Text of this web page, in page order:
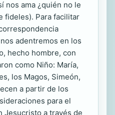
nos ama ¿quién no le
fideles). Para facilitar
adentremos en los
hecho hombre, con
como Niño: María,
los Magos, Simeón,
a partir de los
para el
Jesucristo a través de